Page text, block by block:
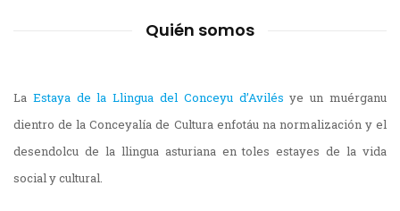
Quién somos
La Estaya de la Llingua del Conceyu d’Avilés ye un muérganu
dientro de la Conceyalía de Cultura enfotáu na normalización y el
desendolcu de la llingua asturiana en toles estayes de la vida
social y cultural.